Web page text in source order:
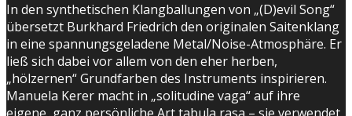
In den synthetischen Klangballungen von „(D)evil Song“
übersetzt Burkhard Friedrich den originalen Saitenklang
in eine spannungsgeladene Metal/Noise-Atmosphäre. Er
ließ sich dabei vor allem von den eher herben,
„hölzernen“ Grundfarben des Instruments inspirieren.
Manuela Kerer macht in „solitudine vaga“ auf ihre